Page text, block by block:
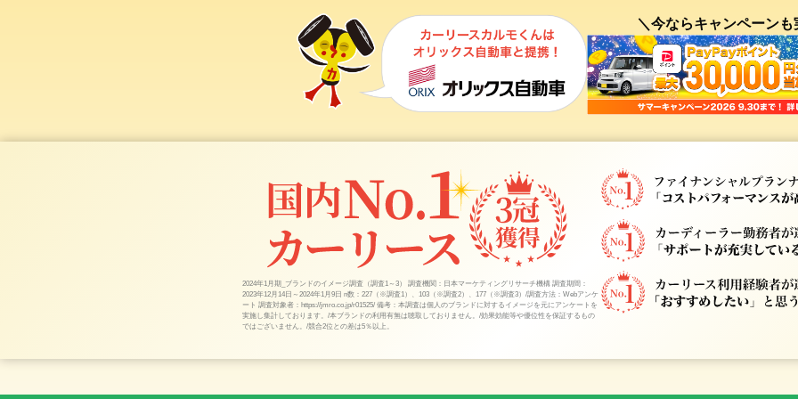
＼今ならキャンペーンも
2024年1月期_ブランドのイメージ調査（調査1～3） 調査機関：日本マーケティングリサーチ機構 調査期間：
2023年12月14日～2024年1月9日 n数：227（※調査1）、103（※調査2）、177（※調査3）/調査方法：Webアンケ
ート 調査対象者：https://jmro.co.jp/r01525/ 備考：本調査は個人のブランドに対するイメージを元にアンケートを
実施し集計しております。/本ブランドの利用有無は聴取しておりません。/効果効能等や優位性を保証するもの
ではございません。/競合2位との差は5％以上。